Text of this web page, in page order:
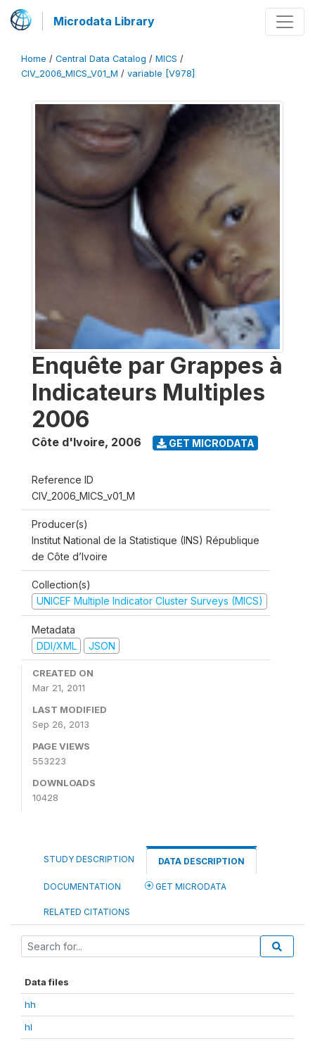
Microdata Library
Home / Central Data Catalog / MICS /
CIV_2006_MICS_V01_M / variable [V978]
Enquête par Grappes à
Indicateurs Multiples
2006
Côte d'Ivoire, 2006 GET MICRODATA
Reference ID
CIV_2006_MICS_v01_M
Producer(s)
Institut National de la Statistique (INS) République
de Côte d’Ivoire
Collection(s)
UNICEF Multiple Indicator Cluster Surveys (MICS)
Metadata
DDI/XML
JSON
CREATED ON
Mar 21, 2011
LAST MODIFIED
Sep 26, 2013
PAGE VIEWS
553223
DOWNLOADS
10428
STUDY DESCRIPTION DATA DESCRIPTION
DOCUMENTATION GET MICRODATA
RELATED CITATIONS
Data files
hh
hl